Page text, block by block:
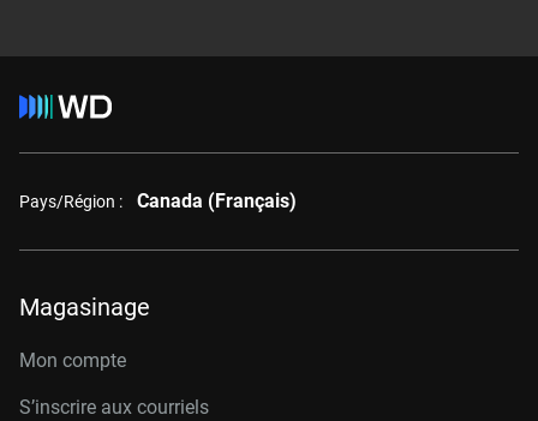
Pays/Région : Canada (Français)
Magasinage
Mon compte
S’inscrire aux courriels